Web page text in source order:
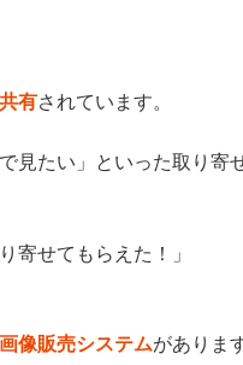
有されています。
見たい」といった取り寄
寄せてもらえた！」
像販売システムがありま